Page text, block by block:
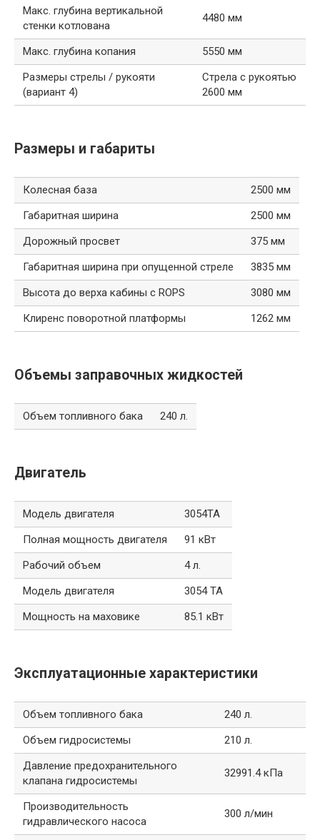
Макс. глубина вертикальной
стенки котлована
4480 мм
Макс. глубина копания
5550 мм
Размеры стрелы / рукояти
(вариант 4)
Стрела с рукоятью
2600 мм
Размеры и габариты
Колесная база
2500 мм
Габаритная ширина
2500 мм
Дорожный просвет
375 мм
Габаритная ширина при опущенной стреле
3835 мм
Высота до верха кабины с ROPS
3080 мм
Клиренс поворотной платформы
1262 мм
Объемы заправочных жидкостей
Объем топливного бака 240 л.
Двигатель
Модель двигателя
3054TA
Полная мощность двигателя
91 кВт
Рабочий объем
4 л.
Модель двигателя
3054 TA
Мощность на маховике
85.1 кВт
Эксплуатационные характеристики
Объем топливного бака
240 л.
Объем гидросистемы
210 л.
Давление предохранительного
клапана гидросистемы
32991.4 кПа
Производительность
гидравлического насоса
300 л/мин